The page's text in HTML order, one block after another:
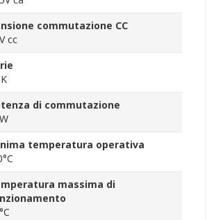
commutazione CC
cc
di commutazione
temperatura operativa
massima di